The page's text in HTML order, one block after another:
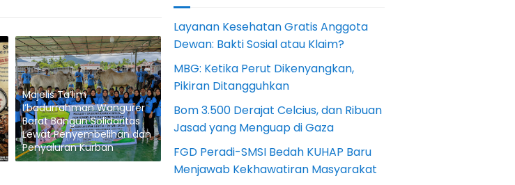
Majelis Ta’lim
I’badurrahman Wangurer
Barat Bangun Solidaritas
Lewat Penyembelihan dan
Penyaluran Kurban
Layanan Kesehatan Gratis Anggota
Dewan: Bakti Sosial atau Klaim?
MBG: Ketika Perut Dikenyangkan,
Pikiran Ditangguhkan
Bom 3.500 Derajat Celcius, dan Ribuan
Jasad yang Menguap di Gaza
FGD Peradi-SMSI Bedah KUHAP Baru
Menjawab Kekhawatiran Masyarakat